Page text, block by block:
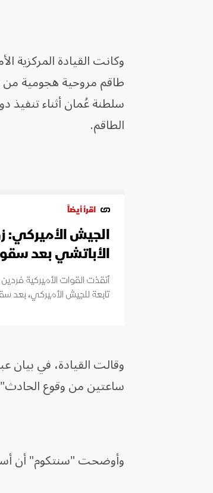
وكانت القيادة المركزية
سلطنة عُمان أثناء تنفيذ
الطاقم.
اقرأ أيضاً
الجيش
الأباتشي بعد
تابعة للجيش الأميركي،
وقالت القيادة، في
ساعتين من وقوع
وأوضحت "سنتكوم" أن